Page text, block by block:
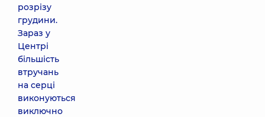
розрізу
грудини.
Зараз у
Центрі
більшість
втручань
на серці
виконуються
виключно